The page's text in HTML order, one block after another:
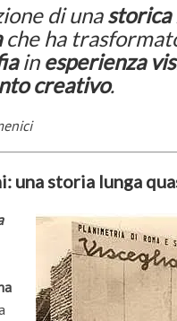
di unastorica
che ha
in esperienza
creativo.
una storia lunga